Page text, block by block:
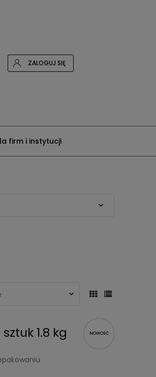
ZALOGUJ SIĘ
firm i instytucji
1.8 kg NOWOŚĆ